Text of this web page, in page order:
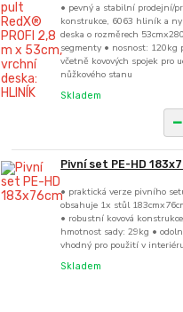
• pevný a stabilní prodejní/
konstrukce, 6063 hliník a
deska o rozměrech
segmenty • nosnost: 120kg
včetně kovových spojek pro
nůžkového stanu
Skladem
Pivní set PE-HD
• praktická verze pivního
obsahuje 1x stůl
• robustní kovová
hmotnost sady: 29kg •
vhodný pro použití v
Skladem